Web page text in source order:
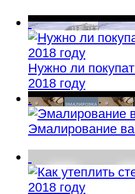
Нужно ли
2018 году
Эмалирование